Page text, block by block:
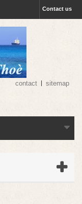
Contact us
contact sitemap